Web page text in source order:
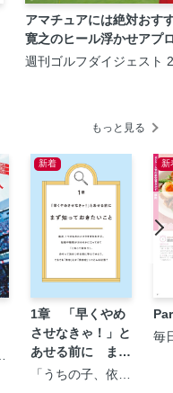
アマチュアには絶対おす
寛之のヒール浮かせアプ
週刊ゴルフダイジェスト
もっと見る
新着
1章 「早くやめ
させなきゃ！」と
あせる前に まず
知っておきたいこ
「うちの子、依存
新
毎